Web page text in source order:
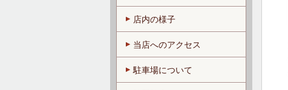
店内の様子
当店へのアクセス
駐車場について